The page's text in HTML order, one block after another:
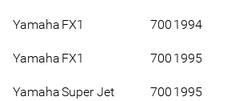
Yamaha FX1 700 1994
Yamaha FX1 700 1995
YamahaSuper Jet 700 1995